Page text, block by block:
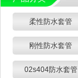
柔性防水套管
刚性防水套管
02s404防水套管